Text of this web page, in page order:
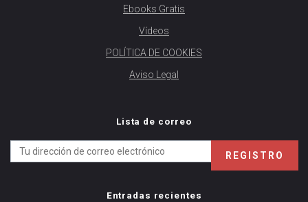
Ebooks Gratis
Vídeos
POLÍTICA DE COOKIES
Aviso Legal
Lista de correo
Entradas recientes